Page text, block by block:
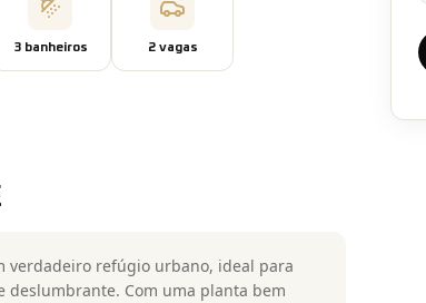
3banheiros 2vagas
verdadeiro refúgio urbano, ideal para
deslumbrante. Com uma planta bem